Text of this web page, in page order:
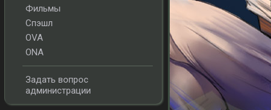
Фильмы
Спэшл
OVA
ONA
Задать вопрос
администрации